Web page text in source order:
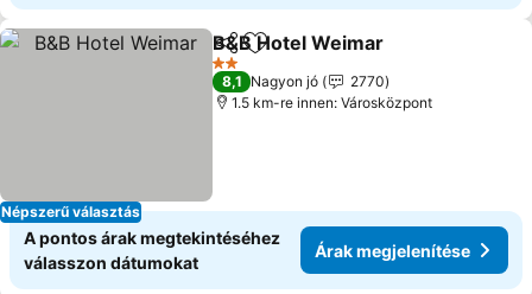
Népszerű választás
Megosztás
Hozzáadás a kedvencekhez
B&B Hotel Weimar
2 Kategória
8,1 Nagyon jó
2770
1.5 km-re innen: Városközpont
A pontos árak megtekintéséhez
válasszon dátumokat
Árak megjelenítése